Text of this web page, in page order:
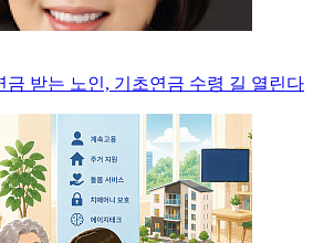
금 받는 노인, 기초연금 수령 길 열린다